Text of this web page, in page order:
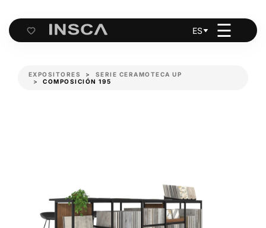
Cart
ES ☰
EXPOSITORES
SERIE CERAMOTECA UP
COMPOSICIÓN 195